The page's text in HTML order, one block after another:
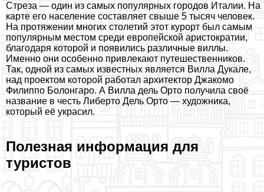
Стреза — один из самых популярных городов Италии. На
карте его население составляет свыше 5 тысяч человек.
На протяжении многих столетий этот курорт был самым
популярным местом среди европейской аристократии,
благодаря которой и появились различные виллы.
Именно они особенно привлекают путешественников.
Так, одной из самых известных является Вилла Дукале,
над проектом которой работал архитектор Джакомо
Филиппо Болонгаро. А Вилла дель Орто получила своё
название в честь Либерто Дель Орто — художника,
который её украсил.
Полезная информация для
туристов